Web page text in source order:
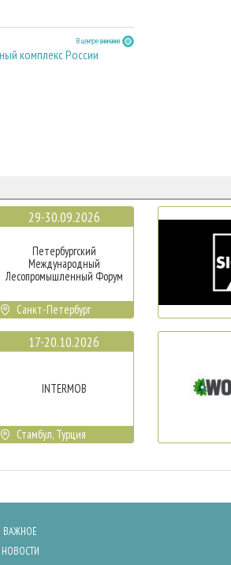
В центре внимания
комплекс России
29-30.09.2026
Петербургский
Международный
Лесопромышленный Форум
Санкт-Петербург
17-20.10.2026
INTERMOB
Стамбул, Турция
ВАЖНОЕ
НОВОСТИ